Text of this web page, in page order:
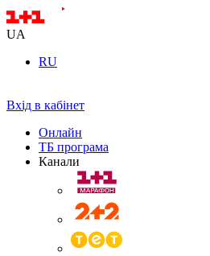
UA
RU
Вхід в кабінет
Онлайн
ТБ програма
Канали